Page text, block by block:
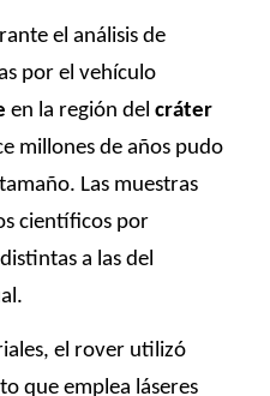
el análisis de
por el vehículo
en la región del cráter
millones de años pudo
Las muestras
científicos por
a las del
el rover utilizó
que emplea láseres